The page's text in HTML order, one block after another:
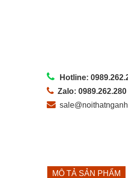
Hotline:
Zalo: 0989.262.280
MÔ TẢ SẢN PHẨM